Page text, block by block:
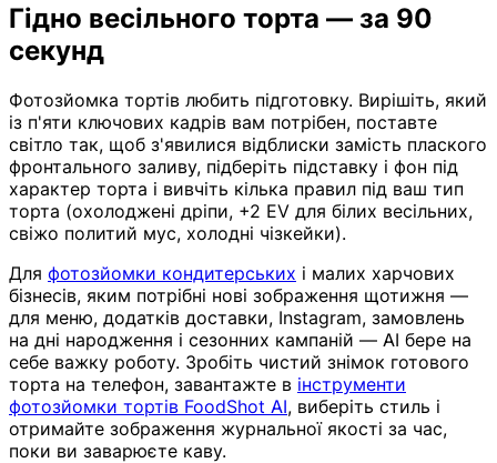
Гідно весільного торта — за 90
секунд
Фотозйомка тортів любить підготовку. Вирішіть, який
із п'яти ключових кадрів вам потрібен, поставте
світло так, щоб з'явилися відблиски замість плаского
фронтального заливу, підберіть підставку і фон під
характер торта і вивчіть кілька правил під ваш тип
торта (охолоджені дріпи, +2 EV для білих весільних,
свіжо политий мус, холодні чізкейки).
Для фотозйомки кондитерських і малих харчових
бізнесів, яким потрібні нові зображення щотижня —
для меню, додатків доставки, Instagram, замовлень
на дні народження і сезонних кампаній — AI бере на
себе важку роботу. Зробіть чистий знімок готового
торта на телефон, завантажте в інструменти
фотозйомки тортів FoodShot AI, виберіть стиль і
отримайте зображення журнальної якості за час,
поки ви заварюєте каву.